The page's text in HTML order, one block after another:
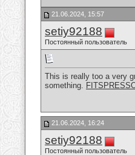
21.06.2024, 15:57
setiy92188
Постоянный пользователь
This is really too a very
something.
21.06.2024, 16:24
setiy92188
Постоянный пользователь